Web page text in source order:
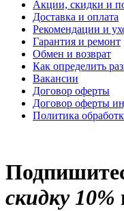
Акции, скидки и
Доставка и оплата
Рекомендации и
Гарантия и ремонт
Обмен и возврат
Как определить
Вакансии
Договор оферты
Договор оферты
Политика
скидку 10%